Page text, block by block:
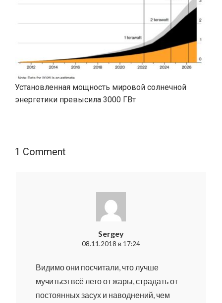
Установленная мощность мировой солнечной
энергетики превысила 3000 ГВт
1 Comment
Sergey
08.11.2018 в 17:24
Видимо они посчитали, что лучше
мучиться всё лето от жары, страдать от
постоянных засух и наводнений, чем